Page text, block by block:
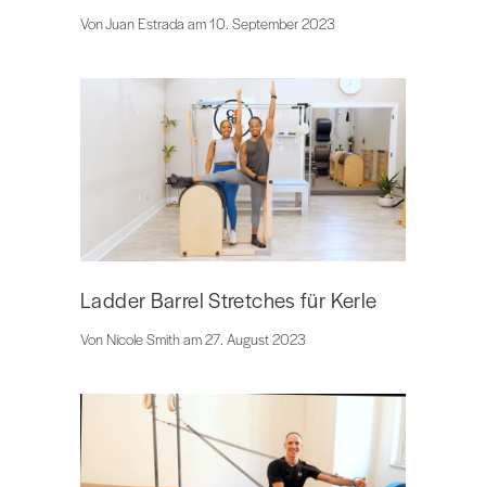
Von Juan Estrada am 10. September 2023
Ladder Barrel Stretches für Kerle
Von Nicole Smith am 27. August 2023